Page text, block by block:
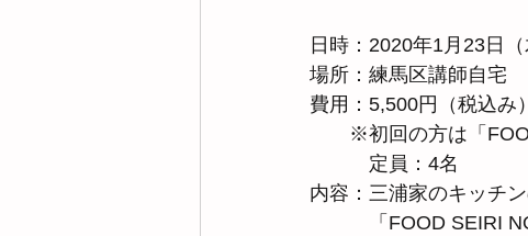
日時：2020年1月23日
場所：練馬区講師自宅
費用：5,500円（税込み
※初回の方は「
定員：4名
内容：三浦家のキッチ
「FOOD SEIRI